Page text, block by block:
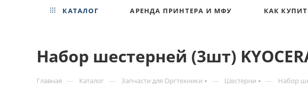
КАТАЛОГ АРЕНДА ПРИНТЕРА И МФУ КАК
Набор шестерней (3шт)
Главная — Каталог — Запчасти для Оргтехники — Шестерни — Набор